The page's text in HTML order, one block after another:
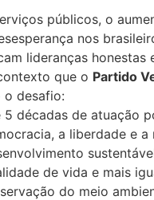
públicos, o
nos
lideranças
que o Partido
o desafio:
5 décadas de atuação
a liberdade e
de vida e mais
do meio